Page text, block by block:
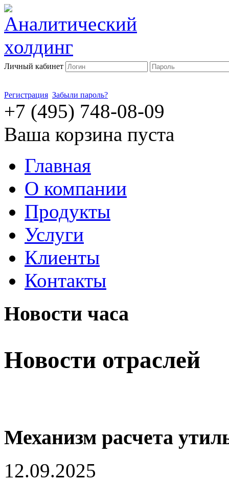
Личный кабинет
Регистрация Забыли пароль?
+7 (495) 748-08-09
Ваша корзина пуста
Главная
О компании
Продукты
Услуги
Клиенты
Контакты
Новости часа
Новости отраслей
Механизм расчета
12.09.2025